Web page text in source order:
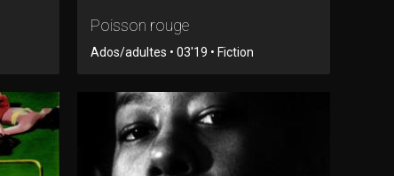
Poisson rouge
Ados/adultes • 03'19 • Fiction